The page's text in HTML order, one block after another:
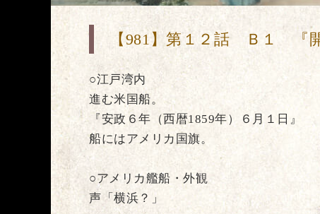
【981】第１２話 Ｂ１ 『
○江戸湾内
進む米国船。
『安政６年（西暦1859年）６月１日』
船にはアメリカ国旗。
○アメリカ艦船・外観
声「横浜？」